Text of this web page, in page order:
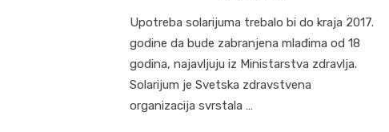
Upotreba solarijuma trebalo bi do kraja 2017.
godine da bude zabranjena mlađima od 18
godina, najavljuju iz Ministarstva zdravlja.
Solarijum je Svetska zdravstvena
organizacija svrstala …